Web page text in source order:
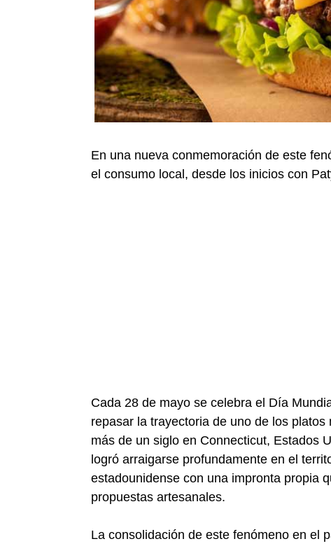
En una nueva conmemoración de este
el consumo local, desde los inicios con
Cada 28 de mayo se celebra el Día
repasar la trayectoria de uno de los
más de un siglo en Connecticut, Estados
logró arraigarse profundamente en el
estadounidense con una impronta propia
propuestas artesanales.
La consolidación de este fenómeno en el